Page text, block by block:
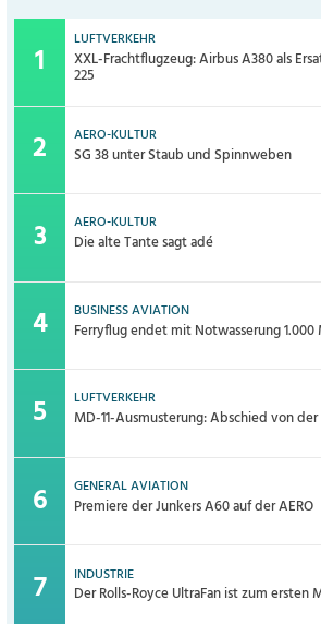
LUFTVERKEHR
XXL-Frachtflugzeug: Airbus A380 als
225
AERO-KULTUR
SG 38 unter Staub und Spinnweben
AERO-KULTUR
Die alte Tante sagt adé
BUSINESS AVIATION
Ferryflug endet mit Notwasserung
LUFTVERKEHR
MD-11-Ausmusterung: Abschied von
GENERAL AVIATION
Premiere der Junkers A60 auf der AERO
INDUSTRIE
Der Rolls-Royce UltraFan ist zum ersten